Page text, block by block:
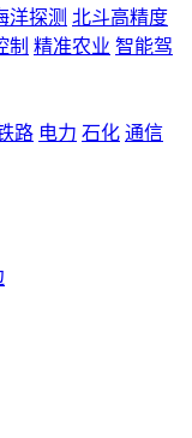
洋探测 北斗高精度
制 精准农业 智能驾
路 电力 石化 通信